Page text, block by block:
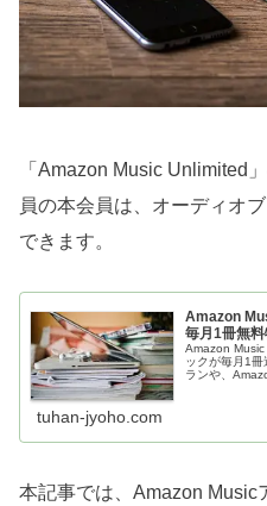
「Amazon Music Unlimited
員の本会員は、オーディオ
できます。
Amazon
毎月1冊無
Amazon
ックが毎月1
ランや、
tuhan-jyoho.com
本記事では、Amazon Music